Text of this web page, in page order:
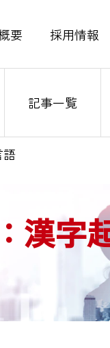
要 採用情報
記事一覧
語
漢字